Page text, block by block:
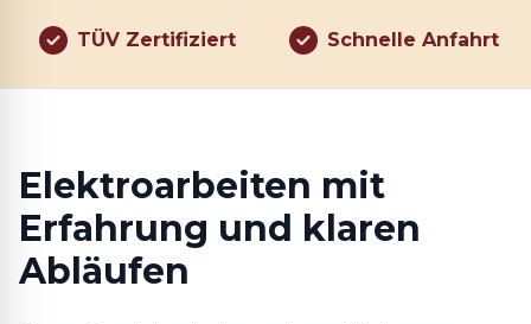
TÜV Zertifiziert Schnelle Anfahrt
Elektroarbeiten mit
Erfahrung und klaren
Abläufen